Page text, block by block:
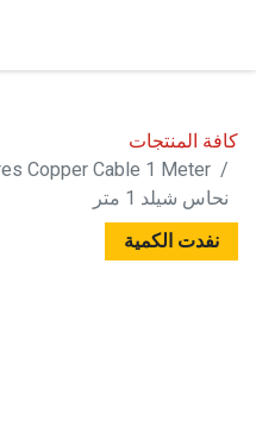
كافة المنتجات
نحاس شيلد 1 متر
نفدت الكمية